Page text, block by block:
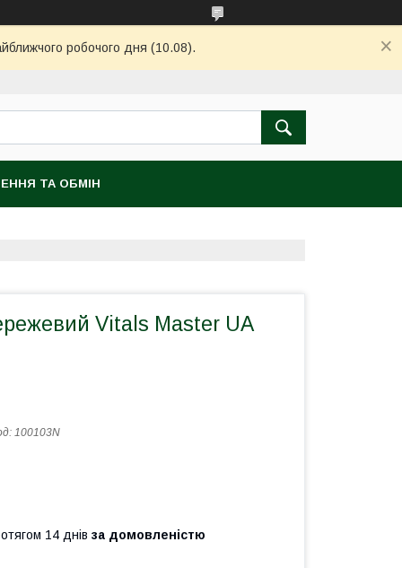
робочого дня (10.08).
ТА ОБМІН
Vitals Master UA
100103N
14 днів за домовленістю